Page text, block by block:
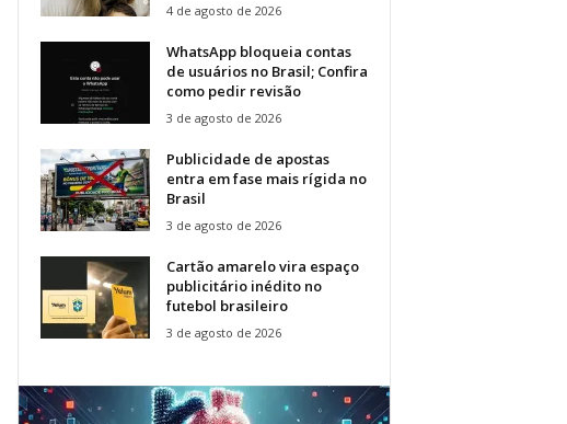
4 de agosto de 2026
WhatsApp bloqueia contas
de usuários no Brasil; Confira
como pedir revisão
3 de agosto de 2026
Publicidade de apostas
entra em fase mais rígida no
Brasil
3 de agosto de 2026
Cartão amarelo vira espaço
publicitário inédito no
futebol brasileiro
3 de agosto de 2026